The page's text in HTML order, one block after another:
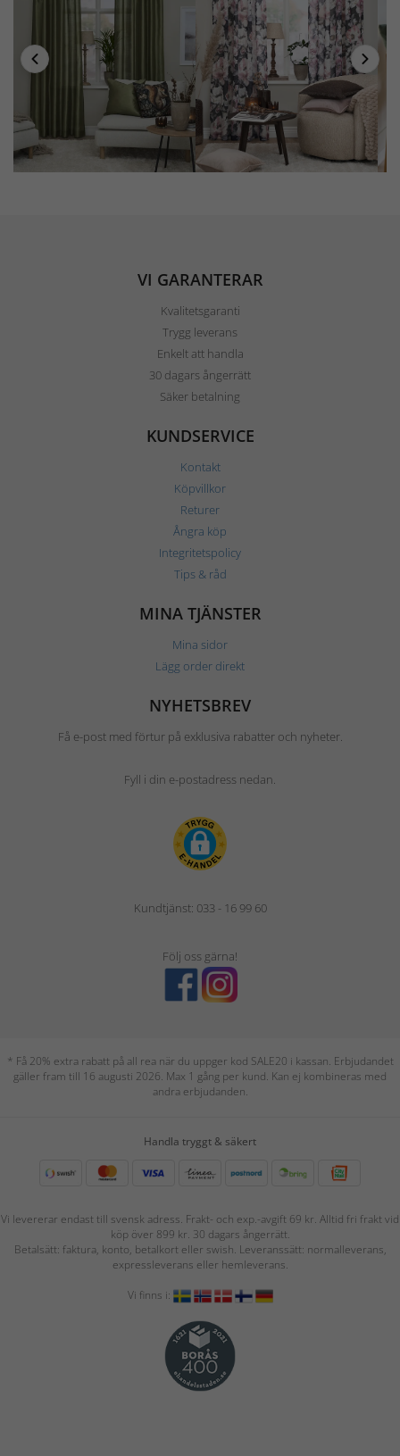
VI GARANTERAR
Kvalitetsgaranti
Trygg leverans
Enkelt att handla
30 dagars ångerrätt
Säker betalning
KUNDSERVICE
Kontakt
Köpvillkor
Returer
Ångra köp
Integritetspolicy
Tips & råd
MINA TJÄNSTER
Mina sidor
Lägg order direkt
NYHETSBREV
Få e-post med förtur på exklusiva rabatter och nyheter.
Fyll i din e-postadress nedan.
Kundtjänst: 033 - 16 99 60
Följ oss gärna!
* Få 20% extra rabatt på all rea när du uppger kod SALE20 i kassan. Erbjudandet
gäller fram till 16 augusti 2026. Max 1 gång per kund. Kan ej kombineras med
andra erbjudanden.
Handla tryggt & säkert
Vi levererar endast till svensk adress. Frakt- och exp.-avgift 69 kr. Alltid fri frakt vid
köp över 899 kr. 30 dagars ångerrätt.
Betalsätt: faktura, konto, betalkort eller swish. Leveranssätt: normalleverans,
expressleverans eller hemleverans.
Vi finns i: